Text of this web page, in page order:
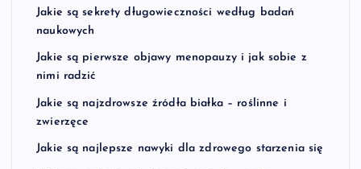
Jakie są sekrety długowieczności według badań
naukowych
Jakie są pierwsze objawy menopauzy i jak sobie z
nimi radzić
Jakie są najzdrowsze źródła białka – roślinne i
zwierzęce
Jakie są najlepsze nawyki dla zdrowego starzenia się